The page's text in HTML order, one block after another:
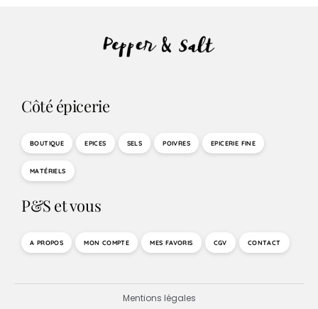
Côté épicerie
BOUTIQUE EPICES SELS POIVRES EPICERIE FINE
MATÉRIELS
P&S et vous
A PROPOS MON COMPTE MES FAVORIS CGV CONTACT
Mentions légales